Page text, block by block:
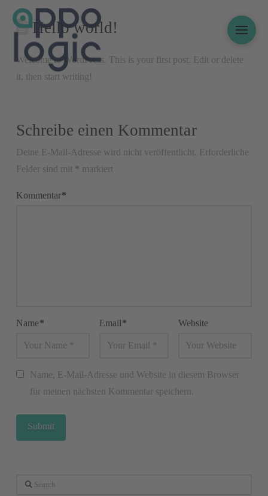
Hello world!
Welcome to WordPress. This is your first post. Edit or delete
it, then start writing!
Schreibe einen Kommentar
Deine E-Mail-Adresse wird nicht veröffentlicht.
Erforderliche
Felder sind mit * markiert
Kommentar*
Name* Email* Website
Name, E-Mail-Adresse und Website in diesem Browser
für meinen nächsten Kommentar speichern.
Search